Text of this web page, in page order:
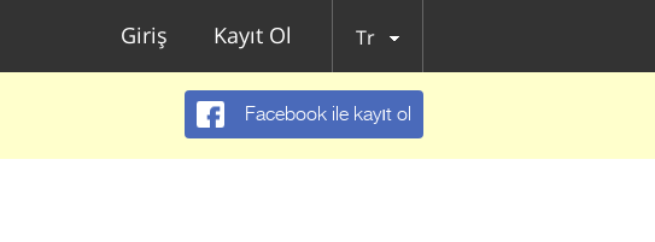
Giriş Kayıt Ol Tr
Facebook ile kayıt ol